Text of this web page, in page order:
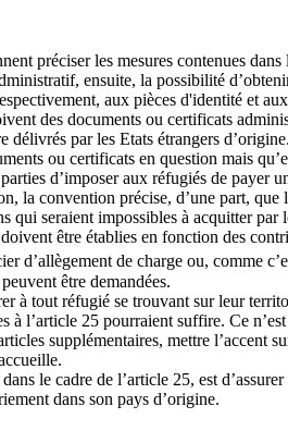
préciser les mesures contenues
ensuite, la possibilité
aux pièces d'identité et
des documents ou certificats
par les Etats étrangers
ou certificats en question mais
d’imposer aux réfugiés de
la convention précise, d’une part,
seraient impossibles à acquitter
être établies en fonction des
d’allègement de charge ou, comme
être demandées.
à tout réfugié se trouvant sur leur
à l’article 25 pourraient suffire. Ce
supplémentaires, mettre
le cadre de l’article 25, est
dans son pays d’origine.